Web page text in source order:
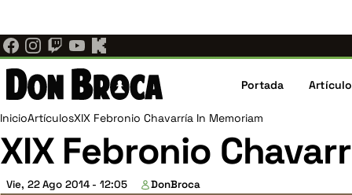
al
contenido
principal
principal
Portada
Ruta
de
InicioArtículosXIX Febronio Chavarría In Memoriam
XIX Febronio
Vie, 22 Ago 2014 - 12:05 DonBroca